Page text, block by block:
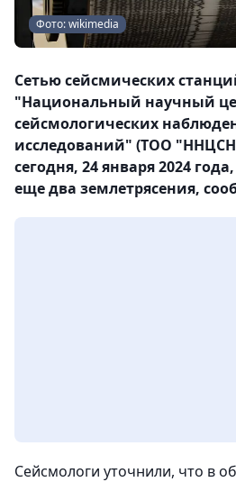
Фото: wikimedia
Сетью сейсмических
"Национальный научный
сейсмологических
исследований" (ТОО
сегодня, 24 января 2024
еще два землетрясения,
Сейсмологи уточнили, что в